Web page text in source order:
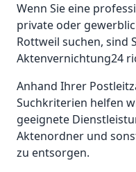
Wenn Sie eine
private oder
Rottweil suchen, sind
Aktenvernichtung24
Anhand Ihrer
Suchkriterien helfen
geeignete
Aktenordner und
zu entsorgen.